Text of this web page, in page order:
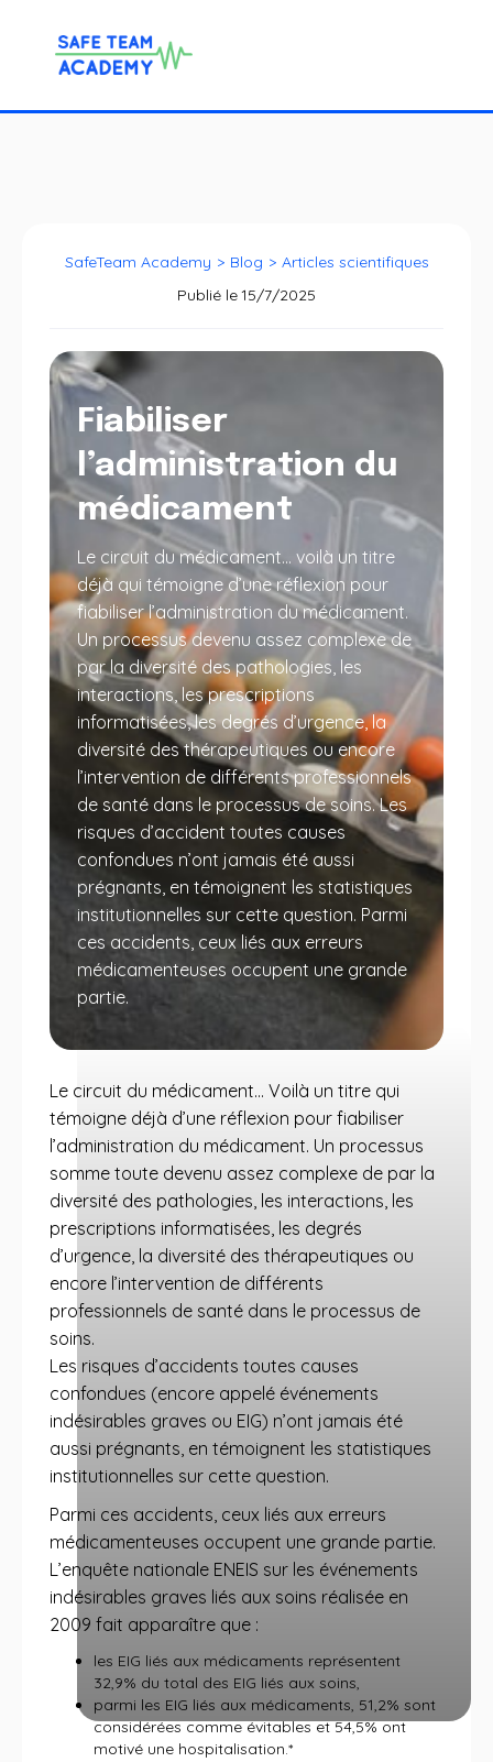
SafeTeam Academy > Blog > Articles scientifiques
Publié le15/7/2025
Fiabiliser
l’administration du
médicament
Le circuit du médicament… voilà un titre
déjà qui témoigne d’une réflexion pour
fiabiliser l’administration du médicament.
Un processus devenu assez complexe de
par la diversité des pathologies, les
interactions, les prescriptions
informatisées, les degrés d’urgence, la
diversité des thérapeutiques ou encore
l’intervention de différents professionnels
de santé dans le processus de soins. Les
risques d’accident toutes causes
confondues n’ont jamais été aussi
prégnants, en témoignent les statistiques
institutionnelles sur cette question. Parmi
ces accidents, ceux liés aux erreurs
médicamenteuses occupent une grande
partie.
Le circuit du médicament… Voilà un titre qui
témoigne déjà d’une réflexion pour fiabiliser
l’administration du médicament. Un processus
somme toute devenu assez complexe de par la
diversité des pathologies, les interactions, les
prescriptions informatisées, les degrés
d’urgence, la diversité des thérapeutiques ou
encore l’intervention de différents
professionnels de santé dans le processus de
soins.
Les risques d’accidents toutes causes
confondues (encore appelé événements
indésirables graves ou EIG) n’ont jamais été
aussi prégnants, en témoignent les statistiques
institutionnelles sur cette question.
Parmi ces accidents, ceux liés aux erreurs
médicamenteuses occupent une grande partie.
L’enquête nationale ENEIS sur les événements
indésirables graves liés aux soins réalisée en
2009 fait apparaître que :
les EIG liés aux médicaments représentent
32,9% du total des EIG liés aux soins,
parmi les EIG liés aux médicaments, 51,2% sont
considérées comme évitables et 54,5% ont
motivé une hospitalisation.*